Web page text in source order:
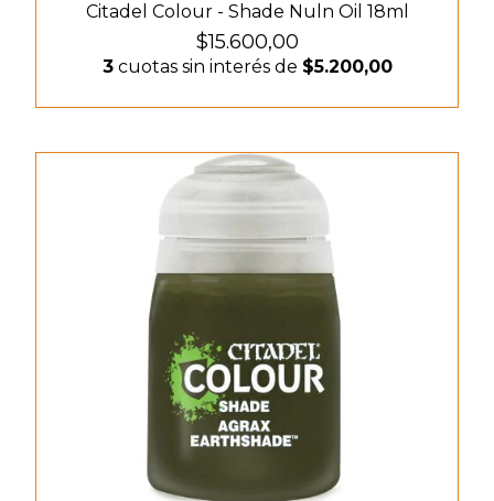
Citadel Colour - Shade Nuln Oil 18ml
$15.600,00
3cuotas sin interés de $5.200,00